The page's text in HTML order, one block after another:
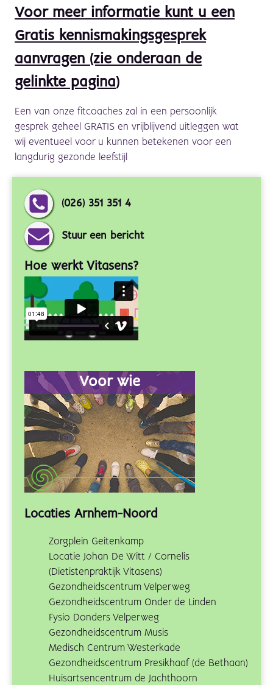
Voor meer informatie kunt u een
Gratis kennismakingsgesprek
aanvragen (zie onderaan de
gelinkte pagina)
Een van onze fitcoaches zal in een persoonlijk
gesprek geheel GRATIS en vrijblijvend uitleggen wat
wij eventueel voor u kunnen betekenen voor een
langdurig gezonde leefstijl
(026) 351 351 4
Stuur een bericht
Hoe werkt Vitasens?
Voor wie
Locaties Arnhem-Noord
Zorgplein Geitenkamp
Locatie Johan De Witt / Cornelis
(Dietistenpraktijk Vitasens)
Gezondheidscentrum Velperweg
Gezondheidscentrum Onder de Linden
Fysio Donders Velperweg
Gezondheidscentrum Musis
Medisch Centrum Westerkade
Gezondheidscentrum Presikhaaf (de Bethaan)
Huisartsencentrum de Jachthoorn